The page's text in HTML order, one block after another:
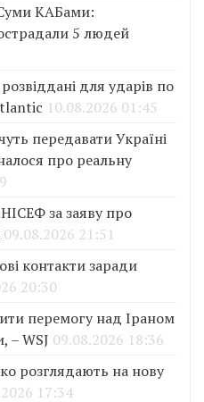
КАБами:
5 людей
для ударів по
10.08.2026 01:45
передавати Україні
про реальну
за заяву про
09.08.2026 21:51
контакти заради
20:30
перемогу над Іраном
– WSJ 09.08.2026 18:36
розглядають на нову
17:34